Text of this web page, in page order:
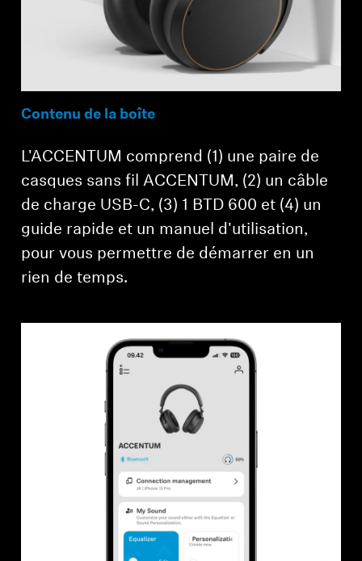
Contenu de la boîte
L'ACCENTUM comprend (1) une paire de
casques sans fil ACCENTUM, (2) un câble
de charge USB-C, (3) 1 BTD 600 et (4) un
guide rapide et un manuel d'utilisation,
pour vous permettre de démarrer en un
rien de temps.